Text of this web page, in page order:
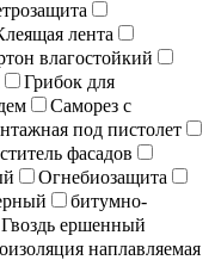
лента
влагостойкий
Грибок для
Саморез с
под пистолет
фасадов
Огнебиозащита
битумно-
Гвоздь ершенный
наплавляемая